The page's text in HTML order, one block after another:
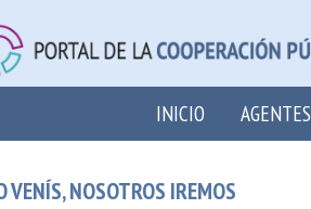
INICIO AGENTES
VENÍS, NOSOTROS IREMOS